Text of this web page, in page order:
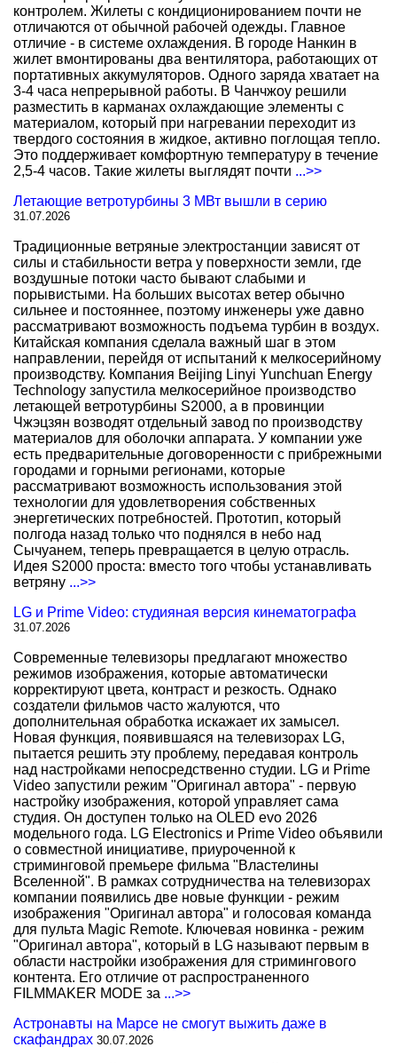
контролем. Жилеты с кондиционированием почти не
отличаются от обычной рабочей одежды. Главное
отличие - в системе охлаждения. В городе Нанкин в
жилет вмонтированы два вентилятора, работающих от
портативных аккумуляторов. Одного заряда хватает на
3-4 часа непрерывной работы. В Чанчжоу решили
разместить в карманах охлаждающие элементы с
материалом, который при нагревании переходит из
твердого состояния в жидкое, активно поглощая тепло.
Это поддерживает комфортную температуру в течение
2,5-4 часов. Такие жилеты выглядят почти ...>>
Летающие ветротурбины 3 МВт вышли в серию
31.07.2026
Традиционные ветряные электростанции зависят от
силы и стабильности ветра у поверхности земли, где
воздушные потоки часто бывают слабыми и
порывистыми. На больших высотах ветер обычно
сильнее и постояннее, поэтому инженеры уже давно
рассматривают возможность подъема турбин в воздух.
Китайская компания сделала важный шаг в этом
направлении, перейдя от испытаний к мелкосерийному
производству. Компания Beijing Linyi Yunchuan Energy
Technology запустила мелкосерийное производство
летающей ветротурбины S2000, а в провинции
Чжэцзян возводят отдельный завод по производству
материалов для оболочки аппарата. У компании уже
есть предварительные договоренности с прибрежными
городами и горными регионами, которые
рассматривают возможность использования этой
технологии для удовлетворения собственных
энергетических потребностей. Прототип, который
полгода назад только что поднялся в небо над
Сычуанем, теперь превращается в целую отрасль.
Идея S2000 проста: вместо того чтобы устанавливать
ветряну ...>>
LG и Prime Video: студияная версия кинематографа
31.07.2026
Современные телевизоры предлагают множество
режимов изображения, которые автоматически
корректируют цвета, контраст и резкость. Однако
создатели фильмов часто жалуются, что
дополнительная обработка искажает их замысел.
Новая функция, появившаяся на телевизорах LG,
пытается решить эту проблему, передавая контроль
над настройками непосредственно студии. LG и Prime
Video запустили режим "Оригинал автора" - первую
настройку изображения, которой управляет сама
студия. Он доступен только на OLED evo 2026
модельного года. LG Electronics и Prime Video объявили
о совместной инициативе, приуроченной к
стриминговой премьере фильма "Властелины
Вселенной". В рамках сотрудничества на телевизорах
компании появились две новые функции - режим
изображения "Оригинал автора" и голосовая команда
для пульта Magic Remote. Ключевая новинка - режим
"Оригинал автора", который в LG называют первым в
области настройки изображения для стримингового
контента. Его отличие от распространенного
FILMMAKER MODE за ...>>
Астронавты на Марсе не смогут выжить даже в
скафандрах 30.07.2026